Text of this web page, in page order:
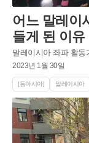
어느 말레이
들게 된 이유
말레이시아 좌파 활동
2023년 1월 30일
[동아시아] 말레이시아